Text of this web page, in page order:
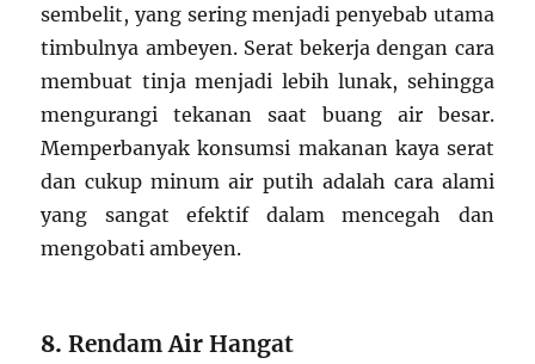
sembelit, yang sering menjadi penyebab utama
timbulnya ambeyen. Serat bekerja dengan cara
membuat tinja menjadi lebih lunak, sehingga
mengurangi tekanan saat buang air besar.
Memperbanyak konsumsi makanan kaya serat
dan cukup minum air putih adalah cara alami
yang sangat efektif dalam mencegah dan
mengobati ambeyen.
8.Rendam Air Hangat